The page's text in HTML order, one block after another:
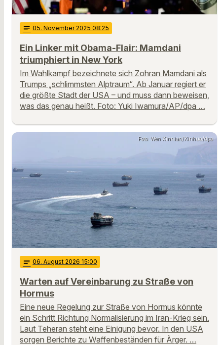
notes 05. November 2025 08:25
Ein Linker mit Obama-Flair: Mamdani
triumphiert in New York
Im Wahlkampf bezeichnete sich Zohran Mamdani als
Trumps „schlimmsten Alptraum“. Ab Januar regiert er
die größte Stadt der USA – und muss dann beweisen,
was das genau heißt. Foto: Yuki Iwamura/AP/dpa …
Foto: Wen Xinnian/Xinhua/dpa
notes 06. August 2026 15:00
Warten auf Vereinbarung zu Straße von
Hormus
Eine neue Regelung zur Straße von Hormus könnte
ein Schritt Richtung Normalisierung im Iran-Krieg sein.
Laut Teheran steht eine Einigung bevor. In den USA
sorgen Berichte zu Waffenbeständen für Ärger. …